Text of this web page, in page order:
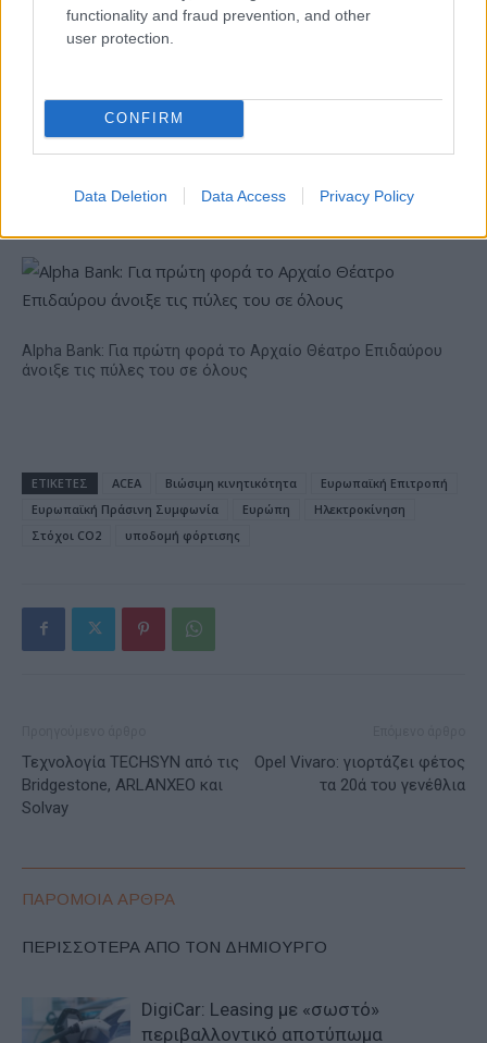
functionality and fraud prevention, and other
user protection.
CONFIRM
Data Deletion Data Access Privacy Policy
συνεχίζουν μαζί: Ανανέωση
18η συνεχόμενη χρονιά για τον ΟΤΕ στη διεθνή σειρά
Alpha Bank: Για πρώτη φορά το Αρχαίο Θέατρο Επιδαύρου
άνοιξε τις πύλες του σε όλους
ΕΤΙΚΕΤΕΣ ACEA Βιώσιμη κινητικότητα
Ευρωπαϊκή Επιτροπή
Ευρωπαϊκή Πράσινη Συμφωνία
Ευρώπη
Ηλεκτροκίνηση
Στόχοι CO2
υποδομή φόρτισης
Τεχνολογία TECHSYN από τις
Bridgestone, ARLANXEO και
Solvay
Opel Vivaro: γιορτάζει φέτος
τα 20ά του γενέθλια
ΠΑΡΟΜΟΙΑ ΑΡΘΡΑ
ΠΕΡΙΣΣΟΤΕΡΑ ΑΠΟ ΤΟΝ ΔΗΜΙΟΥΡΓΟ
DigiCar: Leasing με «σωστό»
περιβαλλοντικό αποτύπωμα